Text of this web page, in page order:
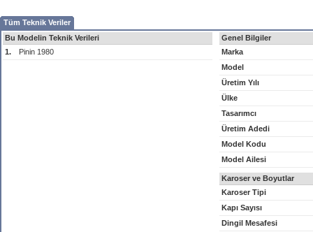
Tüm Teknik Veriler
Bu Modelin Teknik Verileri
1.
Pinin 1980
Genel Bilgiler
Marka
Model
Üretim Yılı
Ülke
Tasarımcı
Üretim Adedi
Model Kodu
Model Ailesi
Karoser ve Boyutlar
Karoser Tipi
Kapı Sayısı
Dingil Mesafesi